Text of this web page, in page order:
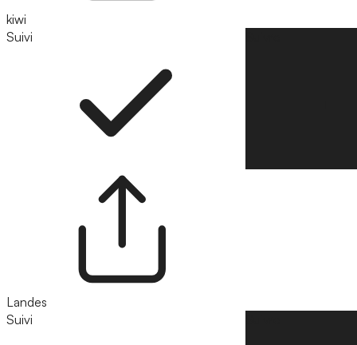
kiwi
Suivi
Landes
Suivi